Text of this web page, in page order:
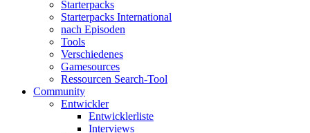
Starterpacks
Starterpacks International
nach Episoden
Tools
Verschiedenes
Gamesources
Ressourcen Search-Tool
Community
Entwickler
Entwicklerliste
Interviews